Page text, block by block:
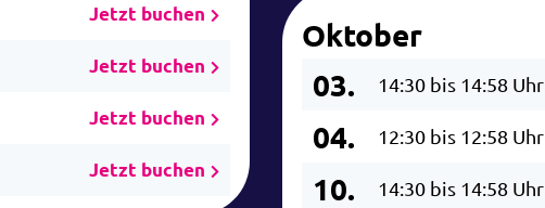
Jetzt buchen
Jetzt buchen
Jetzt buchen
Jetzt buchen
Oktober
03.
14:30 bis 14:58 Uhr
04. 12:30 bis 12:58 Uhr
10. 14:30 bis 14:58 Uhr